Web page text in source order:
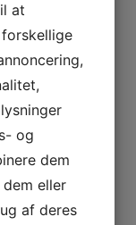
resultat
24.000
for at
at
og
dem
eller
af deres